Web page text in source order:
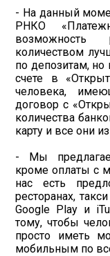
- На данный
РНКО
возможность
количеством
по депозитам, но
счете в
человека,
договор с
количества
карту и все они
- Мы
кроме оплаты с
нас есть
ресторанах,
Google Play и
тому, чтобы
просто иметь
мобильным по